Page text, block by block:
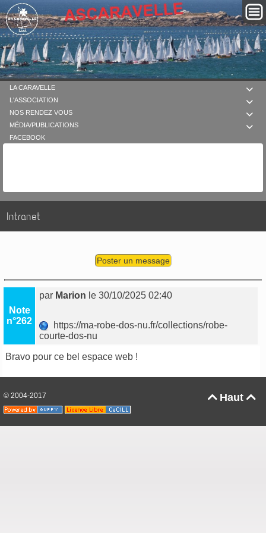

LA CARAVELLE

L'ASSOCIATION

NOS RENDEZ VOUS

MÉDIA/PUBLICATIONS
FACEBOOK
Intranet
Poster un message
Note
n°262
par Marion le 30/10/2025 02:40
https://ma-robe-dos-nu.fr/collections/robe-
courte-dos-nu
Bravo pour ce bel espace web !
Haut 
© 2004-2017